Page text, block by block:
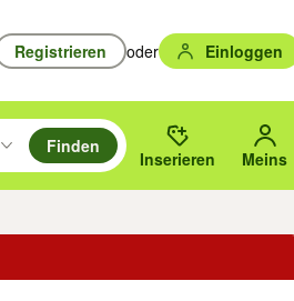
Registrieren oder Einloggen
durchsuchen und mit Eingabetaste
um zu suchen, oder Vorschläge mit
des gewählten Orts oder PLZ.
Finden
Inserieren Meins